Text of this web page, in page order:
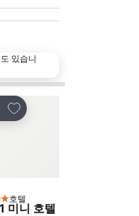
있습니
즐겨찾기에 추가
급호텔
미니 호텔